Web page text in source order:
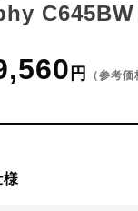
C645BW
円 （参考価
様